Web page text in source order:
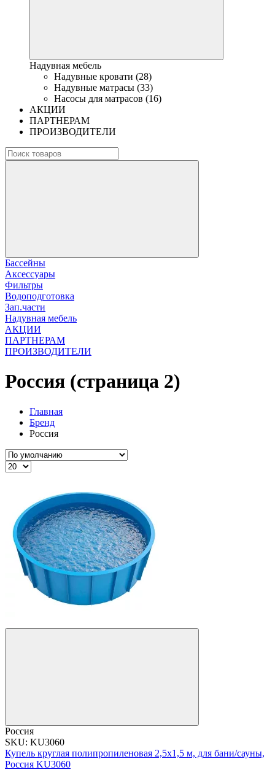
Надувная мебель
Надувные кровати (28)
Надувные матрасы (33)
Насосы для матрасов (16)
АКЦИИ
ПАРТНЕРАМ
ПРОИЗВОДИТЕЛИ
Бассейны
Аксессуары
Фильтры
Водоподготовка
Зап.части
Надувная мебель
АКЦИИ
ПАРТНЕРАМ
ПРОИЗВОДИТЕЛИ
Россия (страница 2)
Главная
Бренд
Россия
Россия
SKU: KU3060
Купель круглая полипропиленовая 2,5х1,5 м, для бани/сауны,
Россия KU3060